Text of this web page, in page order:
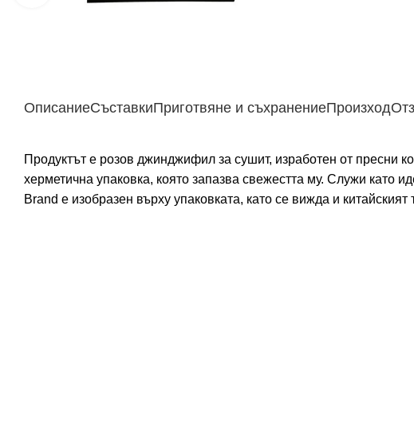
ОписаниеСъставкиПриготвяне и съхранениеПроизход
Продуктът е розов джинджифил за сушит, изработен от пресни
херметична упаковка, която запазва свежестта му. Служи като
Brand е изобразен върху упаковката, като се вижда и